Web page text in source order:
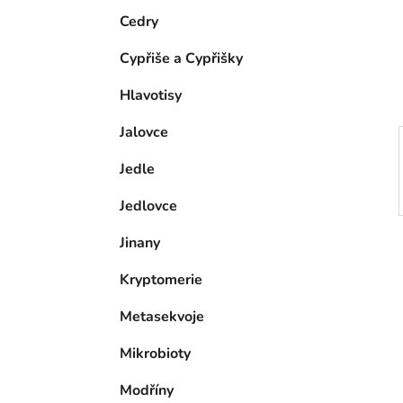
Cedry
Cypřiše a Cypřišky
Hlavotisy
Jalovce
Jedle
Jedlovce
Jinany
Kryptomerie
Metasekvoje
Mikrobioty
Modříny